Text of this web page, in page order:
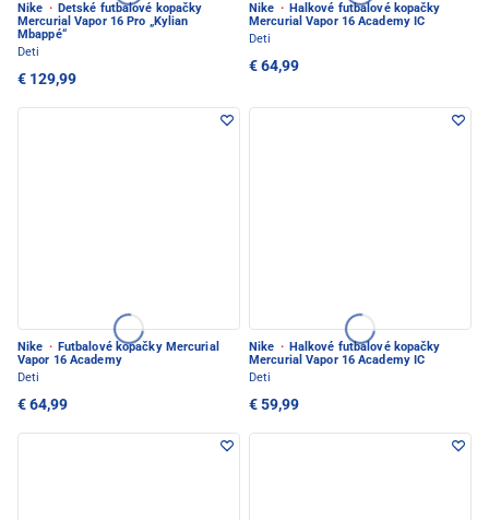
Nike · Detské futbalové kopačky
Mercurial Vapor 16 Pro „Kylian
Mbappé“
Deti
€ 129,99
Nike · Halkové futbalové kopačky
Mercurial Vapor 16 Academy IC
Deti
€ 64,99
Nike · Futbalové kopačky Mercurial
Vapor 16 Academy
Deti
€ 64,99
Nike · Halkové futbalové kopačky
Mercurial Vapor 16 Academy IC
Deti
€ 59,99